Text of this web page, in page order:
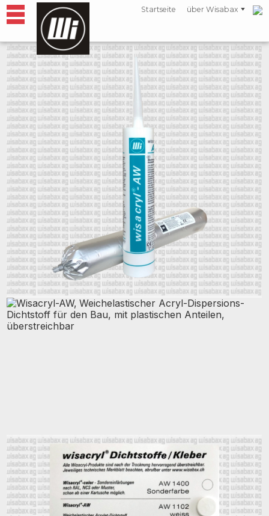
Startseite über Wisabax